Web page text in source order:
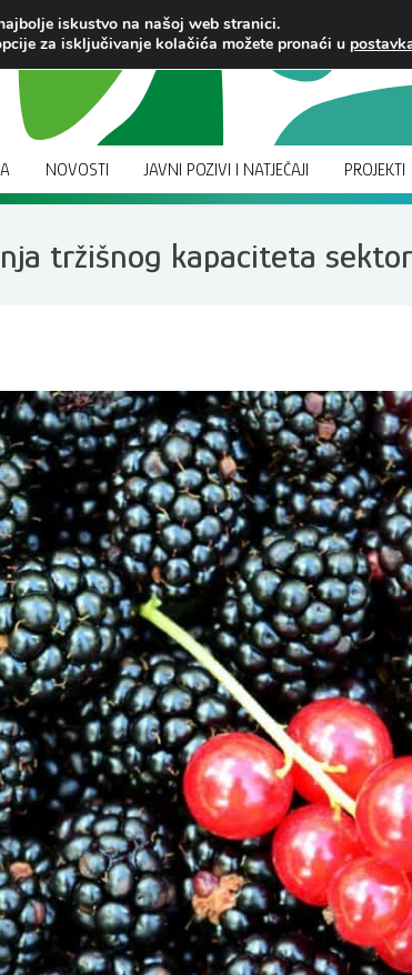
NOVOSTI JAVNI POZIVI I NATJEČAJI PROJEKTI
tržišnog kapaciteta
iskustvo na našoj web stranici.
za isključivanje kolačića možete pronaći u